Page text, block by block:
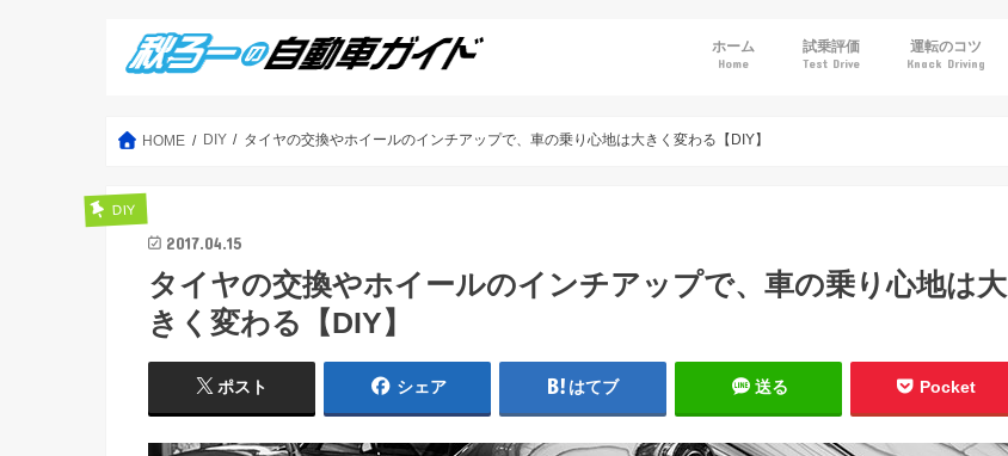
ホーム
Home
試乗評価
Test Drive
運転のコツ
Knack Driving
HOME DIY タイヤの交換やホイールのインチアップで、車の乗り心地は大きく変わる【DIY】
DIY
2017.04.15
タイヤの交換やホイールのインチアップで、車の乗り心地は大
きく変わる【DIY】
ポスト シェア はてブ 送る Pocket